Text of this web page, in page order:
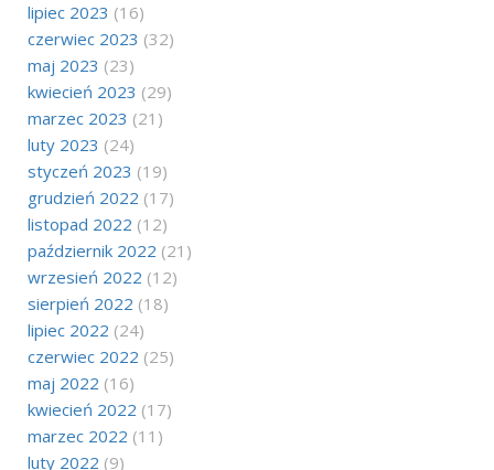
lipiec 2023 (16)
czerwiec 2023 (32)
maj 2023 (23)
kwiecień 2023 (29)
marzec 2023 (21)
luty 2023 (24)
styczeń 2023 (19)
grudzień 2022 (17)
listopad 2022 (12)
październik 2022 (21)
wrzesień 2022 (12)
sierpień 2022 (18)
lipiec 2022 (24)
czerwiec 2022 (25)
maj 2022 (16)
kwiecień 2022 (17)
marzec 2022 (11)
luty 2022 (9)